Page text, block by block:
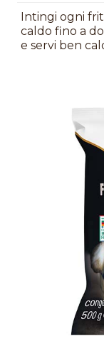
Intingi ogni
caldo fino a
e servi ben